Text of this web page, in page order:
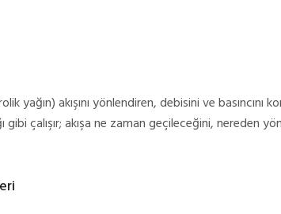
yağın) akışını yönlendiren, debisini ve basıncını
gibi çalışır; akışa ne zaman geçileceğini, nereden